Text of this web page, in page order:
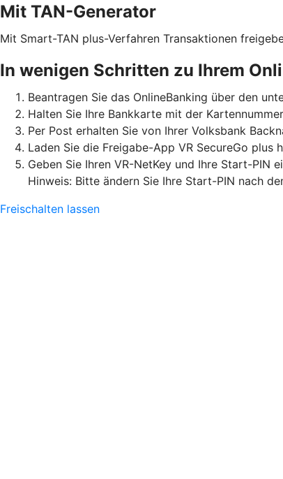
Mit TAN-Generator
Mit Smart-TAN plus-Verfahren Transaktionen
In wenigen Schritten zu Ihrem
Beantragen Sie das OnlineBanking über den
Halten Sie Ihre Bankkarte mit der
Per Post erhalten Sie von Ihrer Volksbank
Laden Sie die Freigabe-App VR SecureGo
Geben Sie Ihren VR-NetKey und Ihre Start-PIN
Hinweis: Bitte ändern Sie Ihre Start-PIN nach
Freischalten lassen